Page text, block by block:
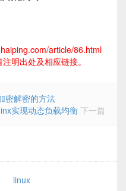
article/86.html
注明出处及相应链接。
密解密的方法
实现动态负载均衡 下一篇
linux